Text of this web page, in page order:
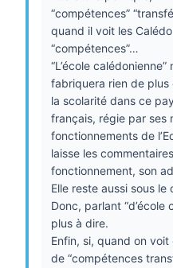
“compétences”
quand il voit les
“compétences”…
“L’école
fabriquera rien de plus
la scolarité dans ce
français, régie par ses
fonctionnements de
laisse les
fonctionnement, son
Elle reste aussi sous
Donc, parlant “d’école
plus à dire.
Enfin, si, quand on
de “compétences